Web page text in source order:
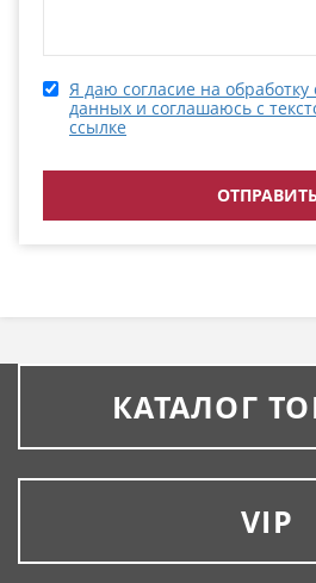
Я даю согласие на
данных и соглашаюсь с
ссылке
КАТАЛОГ
VIP